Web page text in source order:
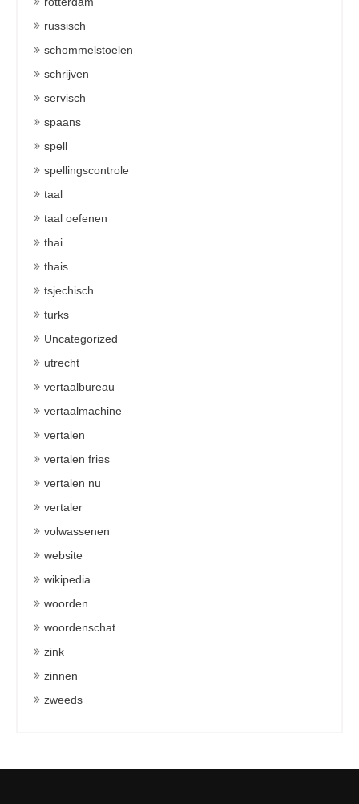
russisch
schommelstoelen
schrijven
servisch
spaans
spell
spellingscontrole
taal
taal oefenen
thai
thais
tsjechisch
turks
Uncategorized
utrecht
vertaalbureau
vertaalmachine
vertalen
vertalen fries
vertalen nu
vertaler
volwassenen
website
wikipedia
woorden
woordenschat
zink
zinnen
zweeds